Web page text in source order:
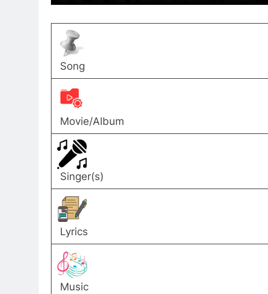
Song
Movie/Album
Singer(s)
Lyrics
Music